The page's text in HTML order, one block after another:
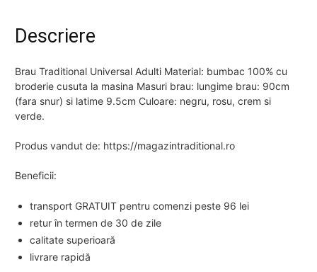
Descriere
Brau Traditional Universal Adulti Material: bumbac 100% cu
broderie cusuta la masina Masuri brau: lungime brau: 90cm
(fara snur) si latime 9.5cm Culoare: negru, rosu, crem si
verde.
Produs vandut de: https://magazintraditional.ro
Beneficii:
transport GRATUIT pentru comenzi peste 96 lei
retur în termen de 30 de zile
calitate superioară
livrare rapidă